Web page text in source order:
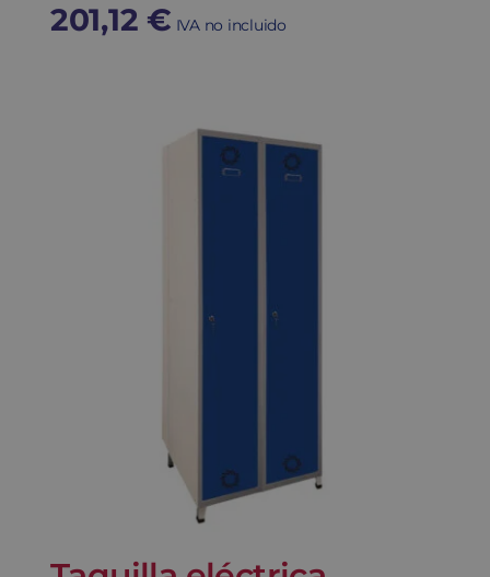
201,12 € IVA no incluido